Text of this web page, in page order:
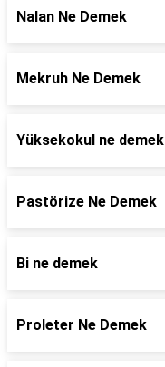
Nalan Ne Demek
Mekruh Ne Demek
Yüksekokul ne demek
Pastörize Ne Demek
Bi ne demek
Proleter Ne Demek